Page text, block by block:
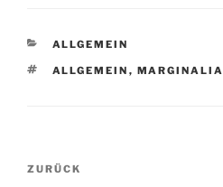
KATEGORIEN
ALLGEMEIN
SCHLAGWÖRTER
ALLGEMEIN , MARGINALIA
Beitragsnavigation
Vorheriger
ZURÜCK